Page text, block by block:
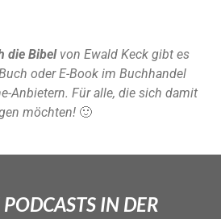
die Bibel von Ewald Keck gibt es
oder E-Book im Buchhandel
Anbietern. Für alle, die sich damit
möchten! 🙂
IN DER